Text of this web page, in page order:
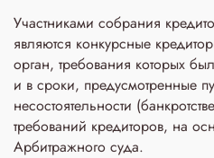
Участниками собрания
являются конкурсные
орган, требования которых
и в сроки, предусмотренные
несостоятельности
требований кредиторов, на
Арбитражного суда.